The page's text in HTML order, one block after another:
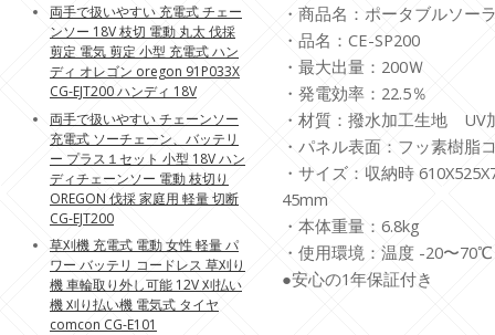
・商品名：ポータブルソー
・品名：CE-SP200
・最大出量：200Ｗ
・発電効率：22.5％
・材質：撥水加工生地
・パネル表面：フッ素樹脂
・サイズ：収納時
45mm
・本体重量：6.8kg
・使用環境：温度 -20〜
●安心の1年保証付き
両手で扱いやすい 充電式 チェー
ンソー 18V 枝切 電動 丸太 伐採
剪定 電気 剪定 小型 充電式 ハン
ディ オレゴン oregon 91P033X
CG-EJT200 ハンディ 18V
両手で扱いやすい チェーンソー
充電式 ソーチェーン、バッテリ
ー プラス１セット 小型 18V ハン
ディチェーンソー 電動 枝切り
OREGON 伐採 家庭用 軽量 切断
CG-EJT200
草刈機 充電式 電動 女性 軽量 パ
ワー バッテリ コードレス 草刈り
機 車輪取り外し可能 12V 刈払い
機 刈り払い機 電気式 タイヤ
comcon CG-E101